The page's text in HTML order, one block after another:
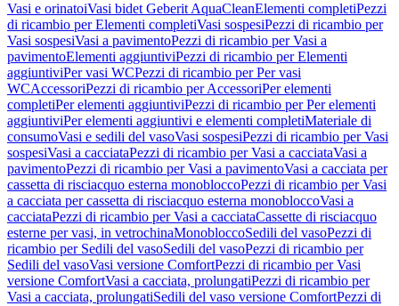
Vasi e orinatoiVasi bidet Geberit AquaCleanElementi completiPezzi
di ricambio per Elementi completiVasi sospesiPezzi di ricambio per
Vasi sospesiVasi a pavimentoPezzi di ricambio per Vasi a
pavimentoElementi aggiuntiviPezzi di ricambio per Elementi
aggiuntiviPer vasi WCPezzi di ricambio per Per vasi
WCAccessoriPezzi di ricambio per AccessoriPer elementi
completiPer elementi aggiuntiviPezzi di ricambio per Per elementi
aggiuntiviPer elementi aggiuntivi e elementi completiMateriale di
consumoVasi e sedili del vasoVasi sospesiPezzi di ricambio per Vasi
sospesiVasi a cacciataPezzi di ricambio per Vasi a cacciataVasi a
pavimentoPezzi di ricambio per Vasi a pavimentoVasi a cacciata per
cassetta di risciacquo esterna monobloccoPezzi di ricambio per Vasi
a cacciata per cassetta di risciacquo esterna monobloccoVasi a
cacciataPezzi di ricambio per Vasi a cacciataCassette di risciacquo
esterne per vasi, in vetrochinaMonobloccoSedili del vasoPezzi di
ricambio per Sedili del vasoSedili del vasoPezzi di ricambio per
Sedili del vasoVasi versione ComfortPezzi di ricambio per Vasi
versione ComfortVasi a cacciata, prolungatiPezzi di ricambio per
Vasi a cacciata, prolungatiSedili del vaso versione ComfortPezzi di